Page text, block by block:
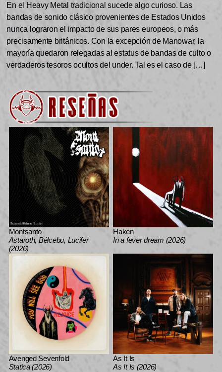
En el Heavy Metal tradicional sucede algo curioso. Las
bandas de sonido clásico provenientes de Estados Unidos
nunca lograron el impacto de sus pares europeos, o más
precisamente británicos. Con la excepción de Manowar, la
mayoría quedaron relegadas al estatus de bandas de culto o
verdaderos tesoros ocultos del under. Tal es el caso de […]
Montsanto
Astaroth, Bélcebu, Lucifer
(2026)
Haken
In a fever dream (2026)
Avenged Sevenfold
Statica (2026)
As It Is
As It Is (2026)